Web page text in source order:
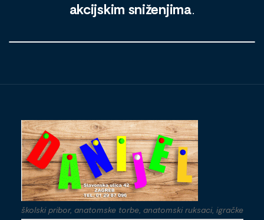
akcijskim sniženjima.
školski pribor, anatomske torbe, anatomski ruksaci, igračke